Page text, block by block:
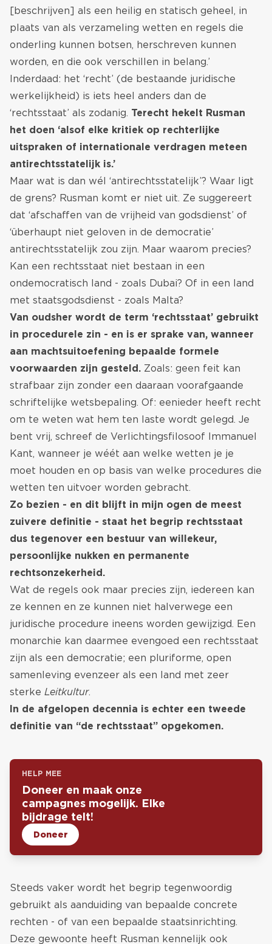
[beschrijven] als een heilig en statisch geheel, in
plaats van als verzameling wetten en regels die
onderling kunnen botsen, herschreven kunnen
worden, en die ook verschillen in belang.’
Inderdaad: het ‘recht’ (de bestaande juridische
werkelijkheid) is iets heel anders dan de
‘rechtsstaat’ als zodanig. Terecht hekelt Rusman
het doen ‘alsof elke kritiek op rechterlijke
uitspraken of internationale verdragen meteen
antirechtsstatelijk is.’
Maar wat is dan wél ‘antirechtsstatelijk’? Waar ligt
de grens? Rusman komt er niet uit. Ze suggereert
dat ‘afschaffen van de vrijheid van godsdienst’ of
‘überhaupt niet geloven in de democratie’
antirechtsstatelijk zou zijn. Maar waarom precies?
Kan een rechtsstaat niet bestaan in een
ondemocratisch land - zoals Dubai? Of in een land
met staatsgodsdienst - zoals Malta?
Van oudsher wordt de term ‘rechtsstaat’ gebruikt
in procedurele zin - en is er sprake van, wanneer
aan machtsuitoefening bepaalde formele
voorwaarden zijn gesteld. Zoals: geen feit kan
strafbaar zijn zonder een daaraan voorafgaande
schriftelijke wetsbepaling. Of: eenieder heeft recht
om te weten wat hem ten laste wordt gelegd. Je
bent vrij, schreef de Verlichtingsfilosoof Immanuel
Kant, wanneer je wéét aan welke wetten je je
moet houden en op basis van welke procedures die
wetten ten uitvoer worden gebracht.
Zo bezien - en dit blijft in mijn ogen de meest
zuivere definitie - staat het begrip rechtsstaat
dus tegenover een bestuur van willekeur,
persoonlijke nukken en permanente
rechtsonzekerheid.
Wat de regels ook maar precies zijn, iedereen kan
ze kennen en ze kunnen niet halverwege een
juridische procedure ineens worden gewijzigd. Een
monarchie kan daarmee evengoed een rechtsstaat
zijn als een democratie; een pluriforme, open
samenleving evenzeer als een land met zeer
sterke Leitkultur.
In de afgelopen decennia is echter een tweede
definitie van “de rechtsstaat” opgekomen.
HELP MEE
Doneer en maak onze
campagnes mogelijk. Elke
bijdrage telt!
Doneer
Steeds vaker wordt het begrip tegenwoordig
gebruikt als aanduiding van bepaalde concrete
rechten - of van een bepaalde staatsinrichting.
Deze gewoonte heeft Rusman kennelijk ook